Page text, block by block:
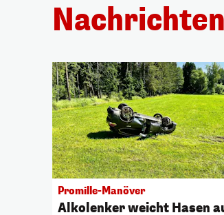
Promille-Manöver
Alkolenker weicht Hasen